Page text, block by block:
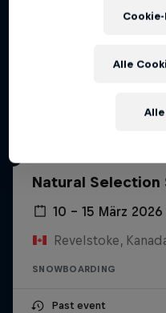
Natural Selection
10 – 15 März 2026
Revelstoke,
SNOWBOARDING
Past event
Alle
Alle